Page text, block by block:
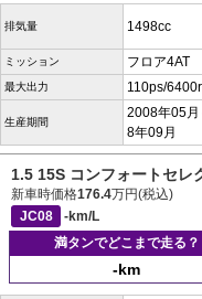
排気量 1498cc
ミッション フロア4AT
最大出力 110ps/
生産期間
2008年05
8年09月
1.5 15S コンフォートセレ
新車時価格176.4万円(税込)
JC08
-km/L
満タンでどこまで走る？
-km